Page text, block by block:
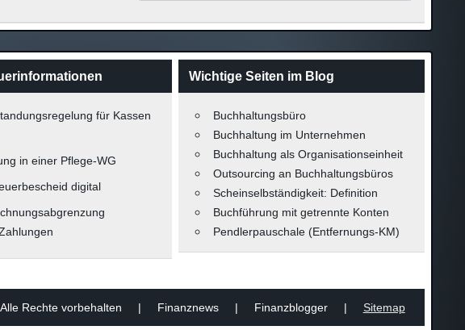
für Kassen
in einer Pflege-WG
digital
Wichtige Seiten im Blog
Buchhaltungsbüro
Buchhaltung im Unternehmen
Buchhaltung als Organisationseinheit
Outsourcing an Buchhaltungsbüros
Scheinselbständigkeit: Definition
Buchführung mit getrennte Konten
Pendlerpauschale (Entfernungs-KM)
- Alle Rechte vorbehalten | Finanznews | Finanzblogger | Sitemap